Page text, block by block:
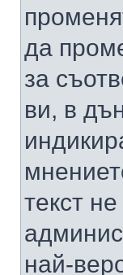
да
за
ви, в
текст
най-